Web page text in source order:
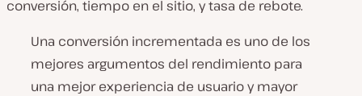
conversión, tiempo en el sitio, y tasa de rebote.
Una conversión incrementada es uno de los
mejores argumentos del rendimiento para
una mejor experiencia de usuario y mayor